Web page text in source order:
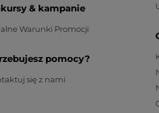
& kampanie
Warunki Promocji
pomocy?
się z nami